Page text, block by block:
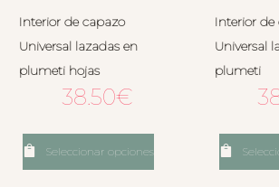
Interior de capazo
Universal lazadas en
plumeti hojas
38.50€
Seleccionar opciones
Interior de
Universal
plumeti